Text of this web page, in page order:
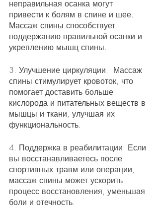
неправильная осанка могут
привести к болям в спине и шее.
Массаж спины способствует
поддержанию правильной осанки и
укреплению мышц спины.
3. Улучшение циркуляции.  Массаж
спины стимулирует кровоток, что
помогает доставить больше
кислорода и питательных веществ в
мышцы и ткани, улучшая их
функциональность.
4. Поддержка в реабилитации: Если
вы восстанавливаетесь после
спортивных травм или операции,
массаж спины может ускорить
процесс восстановления, уменьшая
боли и отечность.